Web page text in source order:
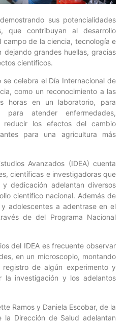
sus potencialidades
que contribuyan al desarrollo
de la ciencia, tecnología e
dejando grandes huellas, gracias
científicos.
celebra el Día Internacional de
como un reconocimiento a las
horas en un laboratorio, para
para atender enfermedades,
reducir los efectos del cambio
para una agricultura más
Avanzados (IDEA) cuenta
científicas e investigadoras que
dedicación adelantan diversos
científico nacional. Además de
adolescentes a adentrase en el
de del Programa Nacional
del IDEA es frecuente observar
en un microscopio, montando
de algún experimento y
la investigación y los adelantos
Ramos y Daniela Escobar, de la
la Dirección de Salud adelantan